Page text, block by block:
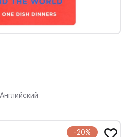
Английский
-20%